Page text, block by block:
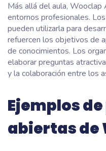
Más allá del aula,
entornos profesionales.
pueden utilizarla para
refuercen los objetivos de
de conocimientos. Los
elaborar preguntas
y la colaboración entre los
Ejemplos
abiertas de